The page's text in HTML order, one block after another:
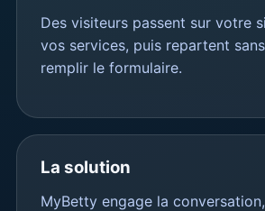
Des visiteurs passent sur votre
vos services, puis repartent
remplir le formulaire.
La solution
MyBetty engage la